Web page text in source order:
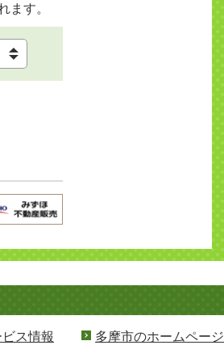
ます。
ス情報 多摩市のホームページ